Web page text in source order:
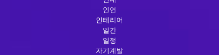
인연
인테리어
일간
일정
자기계발